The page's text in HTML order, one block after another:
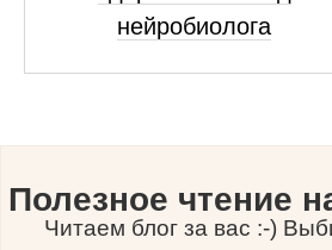
нейробиолога
Полезное чтение
Читаем блог за вас :-)